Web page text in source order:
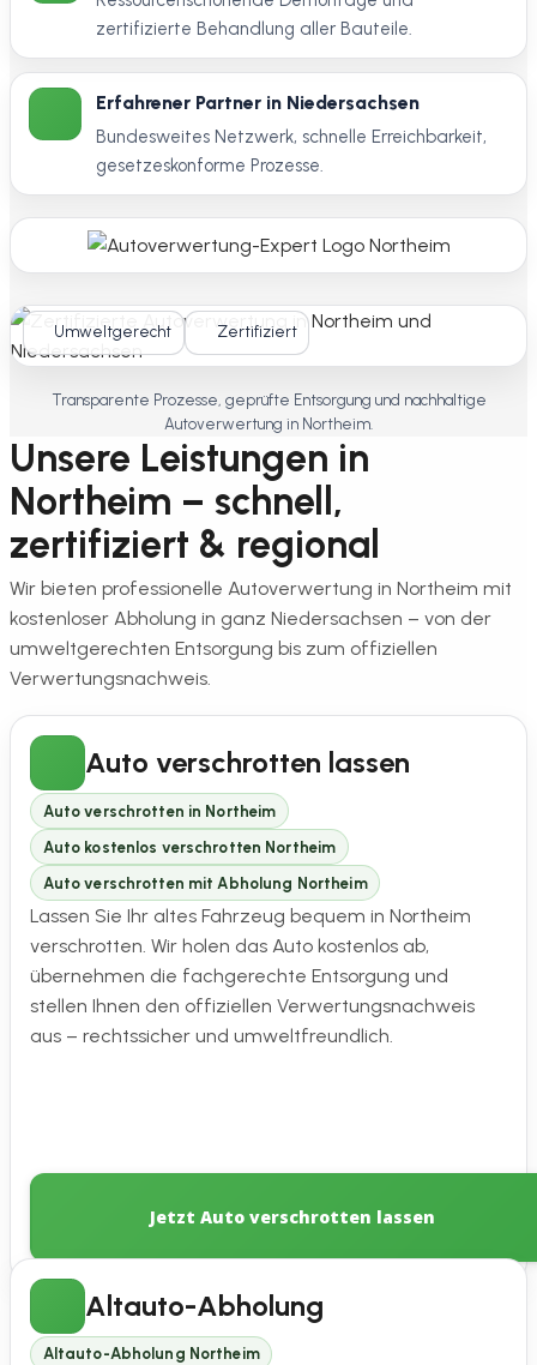
zertifizierte Behandlung aller Bauteile.
Erfahrener Partner in Niedersachsen
Bundesweites Netzwerk, schnelle Erreichbarkeit,
gesetzeskonforme Prozesse.
Umweltgerecht Zertifiziert
Transparente Prozesse, geprüfte Entsorgung und nachhaltige
Autoverwertung in Northeim.
Unsere Leistungen in
Northeim – schnell,
zertifiziert & regional
Wir bieten professionelle Autoverwertung in Northeim mit
kostenloser Abholung in ganz Niedersachsen – von der
umweltgerechten Entsorgung bis zum offiziellen
Verwertungsnachweis.
Auto verschrotten lassen
Auto verschrotten in Northeim
Auto kostenlos verschrotten Northeim
Auto verschrotten mit Abholung Northeim
Lassen Sie Ihr altes Fahrzeug bequem in Northeim
verschrotten. Wir holen das Auto kostenlos ab,
übernehmen die fachgerechte Entsorgung und
stellen Ihnen den offiziellen Verwertungsnachweis
aus – rechtssicher und umweltfreundlich.
Jetzt Auto verschrotten lassen
Altauto-Abholung
Altauto-Abholung Northeim